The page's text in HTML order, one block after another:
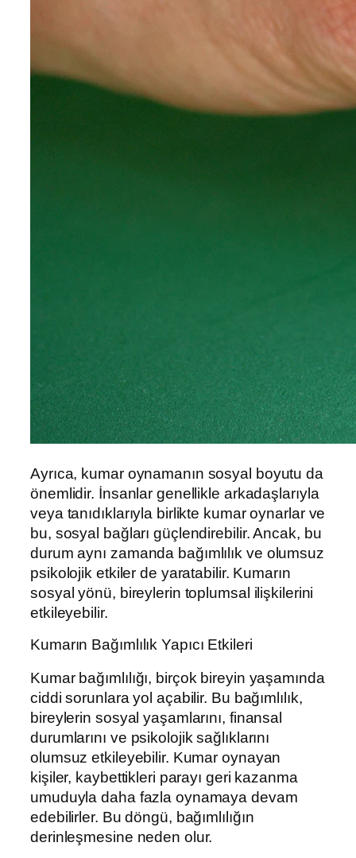
Ayrıca, kumar oynamanın sosyal boyutu da
önemlidir. İnsanlar genellikle arkadaşlarıyla
veya tanıdıklarıyla birlikte kumar oynarlar ve
bu, sosyal bağları güçlendirebilir. Ancak, bu
durum aynı zamanda bağımlılık ve olumsuz
psikolojik etkiler de yaratabilir. Kumarın
sosyal yönü, bireylerin toplumsal ilişkilerini
etkileyebilir.
Kumarın Bağımlılık Yapıcı Etkileri
Kumar bağımlılığı, birçok bireyin yaşamında
ciddi sorunlara yol açabilir. Bu bağımlılık,
bireylerin sosyal yaşamlarını, finansal
durumlarını ve psikolojik sağlıklarını
olumsuz etkileyebilir. Kumar oynayan
kişiler, kaybettikleri parayı geri kazanma
umuduyla daha fazla oynamaya devam
edebilirler. Bu döngü, bağımlılığın
derinleşmesine neden olur.